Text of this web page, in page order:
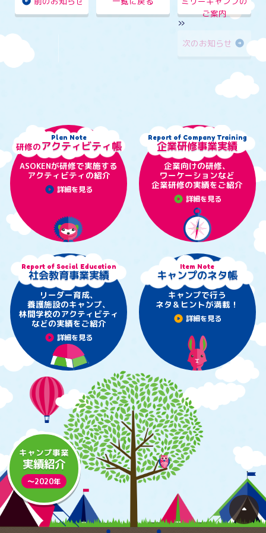
ご案内
»
次のお知らせ arrow_circle_right
Plan Note
研修のアクティビティ帳
ASOKENが研修で実施する
アクティビティの紹介
play_circle 詳細を見る
Report of Company Training
企業研修事業実績
企業向けの研修、
ワーケーションなど
企業研修の実績をご紹介
play_circle 詳細を見る
Report of Social Education
社会教育事業実績
リーダー育成、
養護施設のキャンプ、
林間学校のアクティビティ
などの実績をご紹介
play_circle 詳細を見る
Item Note
キャンプのネタ帳
キャンプで行う
ネタ＆ヒントが満載！
play_circle 詳細を見る
キャンプ事業
実績紹介
〜2020年
arrow_drop_up